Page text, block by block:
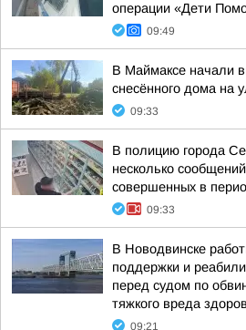
операции «Дети
09:49
В Маймаксе начали
снесённого дома на
09:33
В полицию города
несколько
совершенных в
09:33
В Новодвинске
поддержки и
перед судом по
тяжкого вреда
09:21